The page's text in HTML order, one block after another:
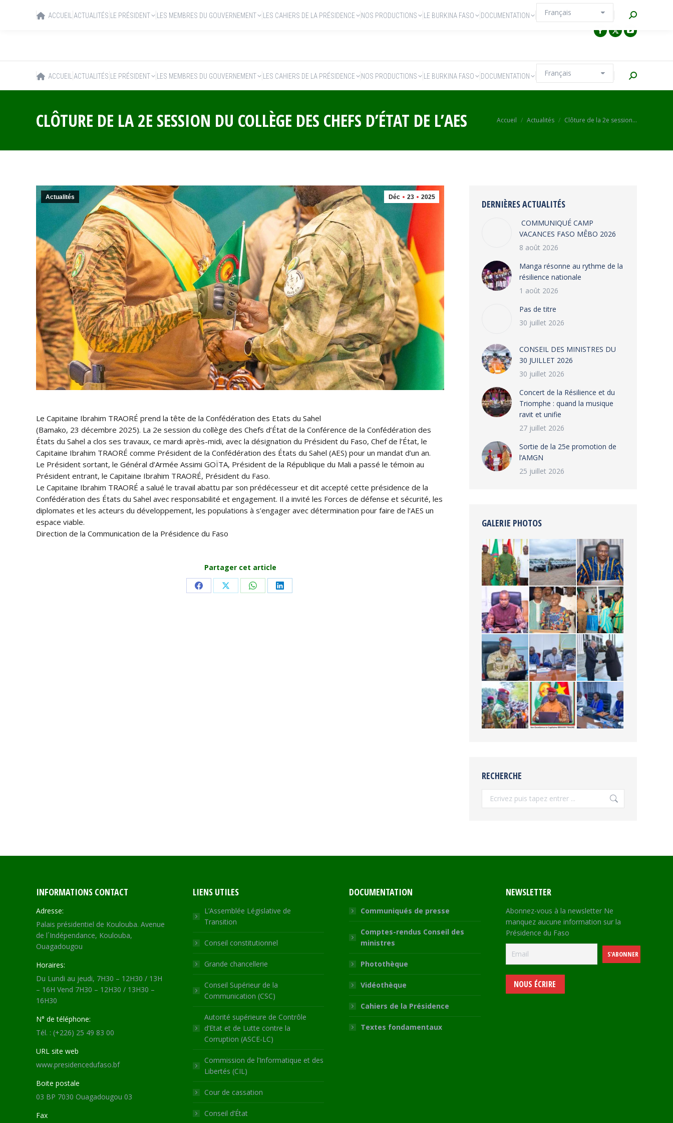
ACCUEIL ACTUALITÉS LE PRÉSIDENT LES MEMBRES DU GOUVERNEMENT LES CAHIERS DE LA PRÉSIDENCE NOS PRODUCTIONS LE BURKINA FASO DOCUMENTATION Recherche
CLÔTURE DE LA 2E SESSION DU COLLÈGE DES CHEFS D’ÉTAT DE L’AES Vous êtes ici :
Accueil Actualités Clôture de la 2e session…
Déc 23 2025
Actualités
Le Capitaine Ibrahim TRAORÉ prend la tête de la Confédération des Etats du Sahel
(Bamako, 23 décembre 2025). La 2e session du collège des Chefs d’État de la Conférence de la Confédération des
États du Sahel a clos ses travaux, ce mardi après-midi, avec la désignation du Président du Faso, Chef de l’État, le
Capitaine Ibrahim TRAORÉ comme Président de la Confédération des États du Sahel (AES) pour un mandat d’un an.
Le Président sortant, le Général d’Armée Assimi GOÏTA, Président de la République du Mali a passé le témoin au
Président entrant, le Capitaine Ibrahim TRAORÉ, Président du Faso.
Le Capitaine Ibrahim TRAORÉ a salué le travail abattu par son prédécesseur et dit accepté cette présidence de la
Confédération des États du Sahel avec responsabilité et engagement. Il a invité les Forces de défense et sécurité, les
diplomates et les acteurs du développement, les populations à s’engager avec détermination pour faire de l’AES un
espace viable.
Direction de la Communication de la Présidence du Faso
Partager cet article
Share Share Share Share
DERNIÈRES ACTUALITÉS
COMMUNIQUÉ CAMP
VACANCES FASO MÊBO 2026
8 août 2026
Manga résonne au rythme de la
résilience nationale
1 août 2026
Pas de titre
30 juillet 2026
CONSEIL DES MINISTRES DU
30 JUILLET 2026
30 juillet 2026
‎​Concert de la Résilience et du
Triomphe : quand la musique
ravit et unifie
27 juillet 2026
‎Sortie de la 25e promotion de
l’AMGN
25 juillet 2026
GALERIE PHOTOS
RECHERCHE
Recherche
INFORMATIONS CONTACT
Adresse:
Palais présidentiel de Koulouba. Avenue
de l´Indépendance, Koulouba,
Ouagadougou
Horaires:
Du Lundi au jeudi, 7H30 – 12H30 / 13H
– 16H Vend 7H30 – 12H30 / 13H30 –
16H30
N° de téléphone:
Tél. : (+226) 25 49 83 00
URL site web
www.presidencedufaso.bf
Boite postale
03 BP 7030 Ouagadougou 03
Fax
LIENS UTILES
L’Assemblée Législative de
Transition
Conseil constitutionnel
Grande chancellerie
Conseil Supérieur de la
Communication (CSC)
Autorité supérieure de Contrôle
d’Etat et de Lutte contre la
Corruption (ASCE-LC)
Commission de l’Informatique et des
Libertés (CIL)
Cour de cassation
Conseil d’État
DOCUMENTATION
Communiqués de presse
Comptes-rendus Conseil des
ministres
Photothèque
Vidéothèque
Cahiers de la Présidence
Textes fondamentaux
NEWSLETTER
Abonnez-vous à la newsletter Ne
manquez aucune information sur la
Présidence du Faso
NOUS ÉCRIRE
ACCUEIL ACTUALITÉS LE PRÉSIDENT LES MEMBRES DU GOUVERNEMENT LES CAHIERS DE LA PRÉSIDENCE NOS PRODUCTIONS LE BURKINA FASO DOCUMENTATION Recherche